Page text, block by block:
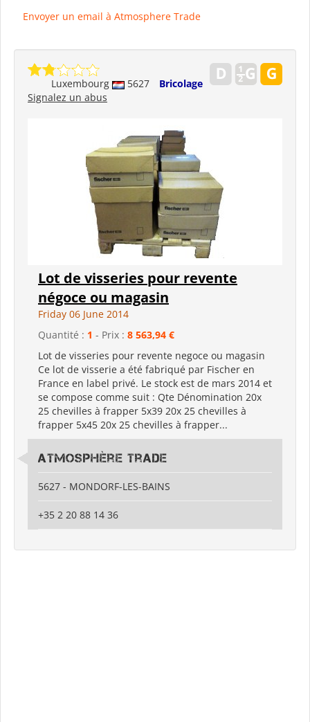
Envoyer un email à Atmosphere Trade
Luxembourg 5627
Bricolage
Signalez un abus
Lot de visseries pour revente
négoce ou magasin
Friday 06 June 2014
Quantité : 1 - Prix : 8 563,94 €
Lot de visseries pour revente negoce ou magasin
Ce lot de visserie a été fabriqué par Fischer en
France en label privé. Le stock est de mars 2014 et
se compose comme suit : Qte Dénomination 20x
25 chevilles à frapper 5x39 20x 25 chevilles à
frapper 5x45 20x 25 chevilles à frapper...
Atmosphère Trade
5627 - MONDORF-LES-BAINS
+35 2 20 88 14 36